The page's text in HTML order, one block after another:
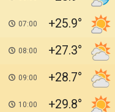
07:00 +25.9
08:00 +27.3
09:00 +28.7
10:00 +29.8